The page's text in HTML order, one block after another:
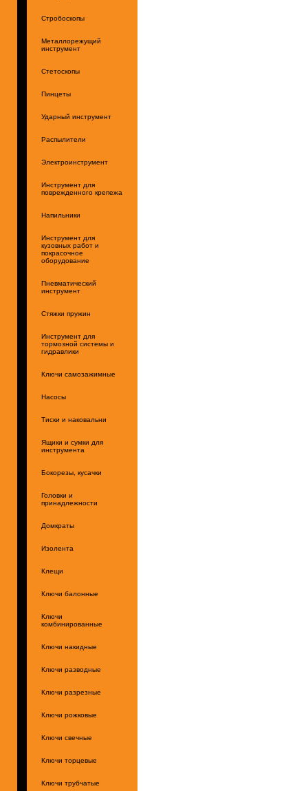
Стробоскопы
Металлорежущий
инструмент
Стетоскопы
Пинцеты
Ударный инструмент
Распылители
Электроинструмент
Инструмент для
поврежденного крепежа
Напильники
Инструмент для
кузовных работ и
покрасочное
оборудование
Пневматический
инструмент
Стяжки пружин
Инструмент для
тормозной системы и
гидравлики
Ключи самозажимные
Насосы
Тиски и наковальни
Ящики и сумки для
инструмента
Бокорезы, кусачки
Головки и
принадлежности
Домкраты
Изолента
Клещи
Ключи балонные
Ключи
комбинированные
Ключи накидные
Ключи разводные
Ключи разрезные
Ключи рожковые
Ключи свечные
Ключи торцевые
Ключи трубчатые